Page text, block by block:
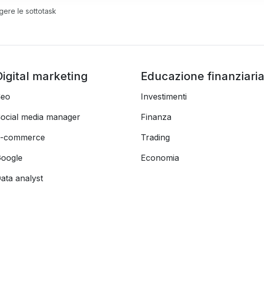
le sottotask
marketing
media manager
commerce
analyst
Educazione finanziaria
Investimenti
Finanza
Trading
Economia